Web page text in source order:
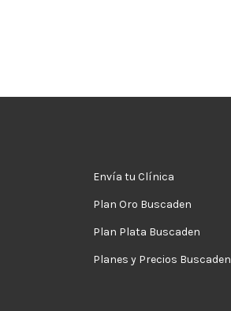
Envía tu Clínica
Plan Oro Buscaden
Plan Plata Buscaden
Planes y Precios Buscaden